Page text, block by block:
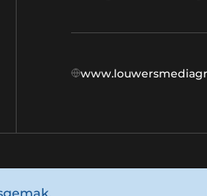
Algemene voorwaarden